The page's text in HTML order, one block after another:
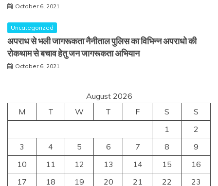
October 6, 2021
Uncategorized
अपराध से भली जागरूकता नैनीताल पुलिस का विभिन्न अपराधो की
रोकथाम से बचाव हेतु जन जागरूकता अभियान
October 6, 2021
August 2026
M
T W T F S
S
1
2
3
4 5 6 7 8
9
10
11 12 13 14 15
16
17
18 19 20 21 22 23